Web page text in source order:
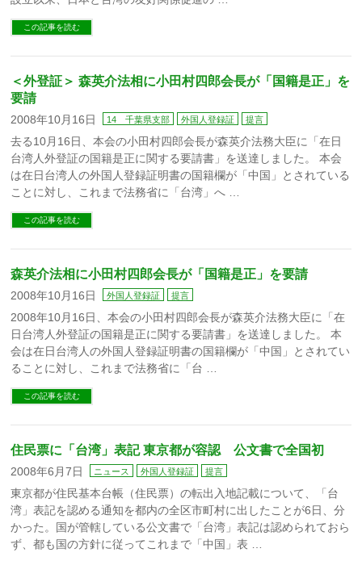
この記事を読む
＜外登証＞ 森英介法相に小田村四郎会長が「国籍是正」を
要請
2008年10月16日 14 千葉県支部 外国人登録証 提言
去る10月16日、本会の小田村四郎会長が森英介法務大臣に「在日
台湾人外登証の国籍是正に関する要請書」を送達しました。 本会
は在日台湾人の外国人登録証明書の国籍欄が「中国」とされている
ことに対し、これまで法務省に「台湾」へ …
この記事を読む
森英介法相に小田村四郎会長が「国籍是正」を要請
2008年10月16日 外国人登録証 提言
2008年10月16日、本会の小田村四郎会長が森英介法務大臣に「在
日台湾人外登証の国籍是正に関する要請書」を送達しました。 本
会は在日台湾人の外国人登録証明書の国籍欄が「中国」とされてい
ることに対し、これまで法務省に「台 …
この記事を読む
住民票に「台湾」表記 東京都が容認 公文書で全国初
2008年6月7日 ニュース 外国人登録証 提言
東京都が住民基本台帳（住民票）の転出入地記載について、「台
湾」表記を認める通知を都内の全区市町村に出したことが6日、分
かった。国が管轄している公文書で「台湾」表記は認められておら
ず、都も国の方針に従ってこれまで「中国」表 …